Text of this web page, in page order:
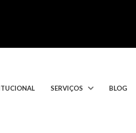
SERVIÇOS BLOG